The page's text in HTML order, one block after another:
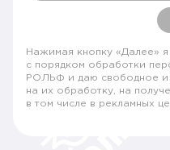
Нажимая кнопку «Далее»
с порядком обработки
РОЛЬФ и даю свободное и
на их обработку, на
в том числе в рекламных